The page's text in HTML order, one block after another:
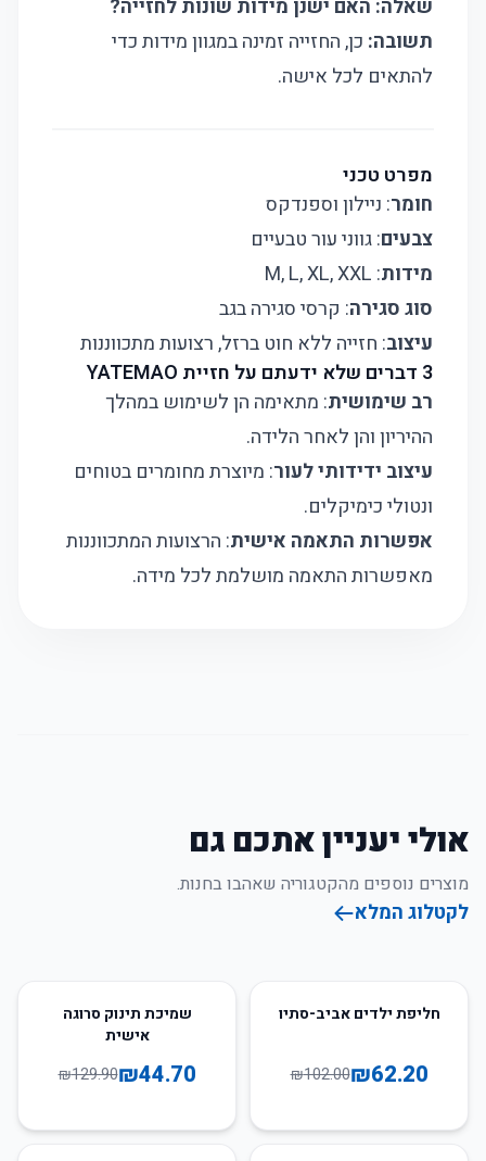
שאלה: האם ישנן מידות שונות לחזייה?
תשובה: כן, החזייה זמינה במגוון מידות כדי
להתאים לכל אישה.
מפרט טכני
חומר: ניילון וספנדקס
צבעים: גווני עור טבעיים
מידות: M, L, XL, XXL
סוג סגירה: קרסי סגירה בגב
עיצוב: חזייה ללא חוט ברזל, רצועות מתכווננות
3 דברים שלא ידעתם על חזיית YATEMAO
רב שימושית: מתאימה הן לשימוש במהלך
ההיריון והן לאחר הלידה.
עיצוב ידידותי לעור: מיוצרת מחומרים בטוחים
ונטולי כימיקלים.
אפשרות התאמה אישית: הרצועות המתכווננות
מאפשרות התאמה מושלמת לכל מידה.
אולי יעניין אתכם גם
מוצרים נוספים מהקטגוריה שאהבו בחנות.
לקטלוג המלא
39
חליפת ילדים אביב-סתיו
₪62.20
₪102.00
שמיכת תינוק סרוגה
אישית
₪44.70
₪129.90